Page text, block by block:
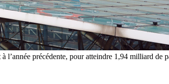
précédente, pour atteindre 1,94 milliard de